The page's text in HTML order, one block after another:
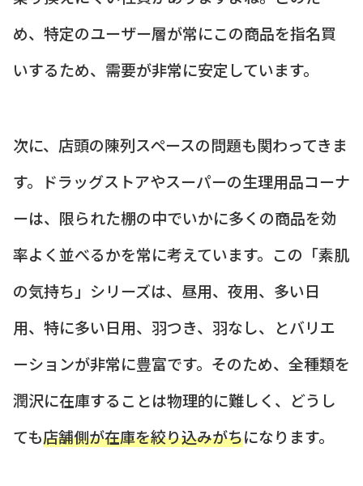
め、特定のユーザー層が常にこの商品を指名買
いするため、需要が非常に安定しています。
次に、店頭の陳列スペースの問題も関わってきま
す。ドラッグストアやスーパーの生理用品コーナ
ーは、限られた棚の中でいかに多くの商品を効
率よく並べるかを常に考えています。この「素肌
の気持ち」シリーズは、昼用、夜用、多い日
用、特に多い日用、羽つき、羽なし、とバリエ
ーションが非常に豊富です。そのため、全種類を
潤沢に在庫することは物理的に難しく、どうし
ても店舗側が在庫を絞り込みがちになります。